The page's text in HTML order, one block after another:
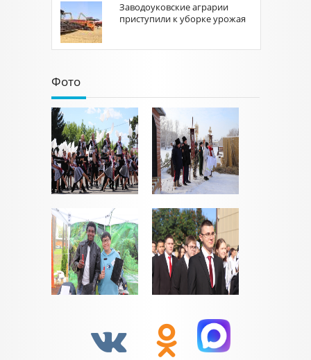
Заводоуковские аграрии
приступили к уборке урожая
Фото